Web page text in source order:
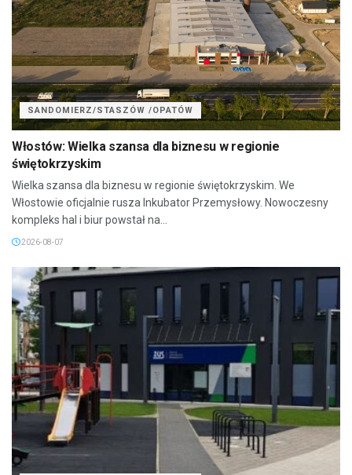
SANDOMIERZ/STASZÓW /OPATÓW
Włostów: Wielka szansa dla biznesu w regionie
świętokrzyskim
Wielka szansa dla biznesu w regionie świętokrzyskim. We
Włostowie oficjalnie rusza Inkubator Przemysłowy. Nowoczesny
kompleks hal i biur powstał na...
2026-08-07